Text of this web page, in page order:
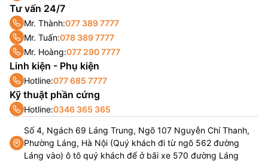
Tư vấn 24/7
Mr. Thành:077 389 7777
Mr. Tuấn:078 389 7777
Mr. Hoàng:077 290 7777
Linh kiện - Phụ kiện
Hotline:077 685 7777
Kỹ thuật phần cứng
Hotline:0346 365 365
Số 4, Ngách 69 Láng Trung, Ngõ 107 Nguyễn Chí Thanh,
Phường Láng, Hà Nội (Quý khách đi từ ngõ 562 đường
Láng vào) ô tô quý khách để ở bãi xe 570 đường Láng